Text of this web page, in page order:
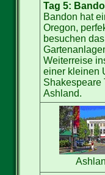
Tag 5:
Bandon hat
Oregon,
besuchen
Weiterreise
einer kleinen
Shakespeare
Ashland.